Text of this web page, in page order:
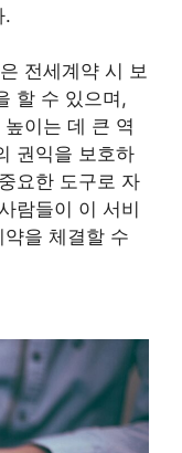
.
전세계약 시 보
할 수 있으며,
이는 데 큰 역
권익을 보호하
요한 도구로 자
람들이 이 서비
을 체결할 수